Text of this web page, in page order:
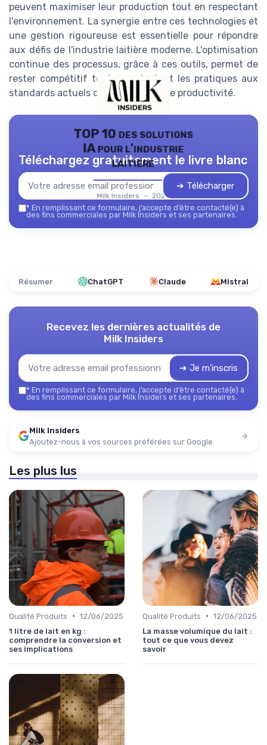
peuvent maximiser leur production tout en respectant
l'environnement. La synergie entre ces technologies et
une gestion rigoureuse est essentielle pour répondre
aux défis de l'industrie laitière moderne. L'optimisation
continue des processus, grâce à ces outils, permet de
rester compétitif tout en adaptant les pratiques aux
standards actuels de durabilité et de productivité.
TOP 10 des solutions
IA pour l'industrie
laitière
Milk Insiders — 2026
Téléchargez gratuitement le livre blanc
➔ Télécharger
* En remplissant ce formulaire, j’accepte d’être contacté(e) à
des fins commerciales par Milk Insiders et ses partenaires.
Résumer ChatGPT Claude Mistral
Recevez les dernières actualités de
Milk Insiders
➔ Je m'inscris
* En remplissant ce formulaire, j’accepte d’être contacté(e) à
des fins commerciales par Milk Insiders et ses partenaires.
Milk Insiders
Ajoutez-nous à vos sources préférées sur Google
Les plus lus
Qualité Produits • 12/06/2025
1 litre de lait en kg :
comprendre la conversion et
ses implications
Qualité Produits • 12/06/2025
La masse volumique du lait :
tout ce que vous devez
savoir